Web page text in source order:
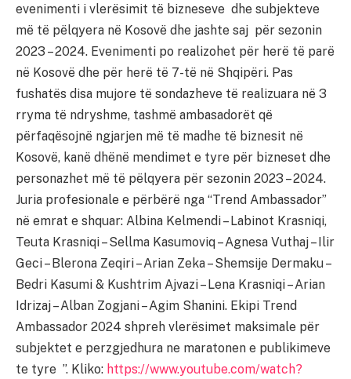
evenimenti i vlerësimit të bizneseve dhe subjekteve
më të pëlqyera në Kosovë dhe jashte saj për sezonin
2023 – 2024. Evenimenti po realizohet për herë të parë
në Kosovë dhe për herë të 7-të në Shqipëri. Pas
fushatës disa mujore të sondazheve të realizuara në 3
rryma të ndryshme, tashmë ambasadorët që
përfaqësojnë ngjarjen më të madhe të biznesit në
Kosovë, kanë dhënë mendimet e tyre për bizneset dhe
personazhet më të pëlqyera për sezonin 2023 – 2024.
Juria profesionale e përbërë nga “Trend Ambassador”
në emrat e shquar: Albina Kelmendi – Labinot Krasniqi,
Teuta Krasniqi – Sellma Kasumoviq – Agnesa Vuthaj – Ilir
Geci – Blerona Zeqiri – Arian Zeka – Shemsije Dermaku –
Bedri Kasumi & Kushtrim Ajvazi – Lena Krasniqi – Arian
Idrizaj – Alban Zogjani – Agim Shanini. Ekipi Trend
Ambassador 2024 shpreh vlerësimet maksimale për
subjektet e perzgjedhura ne maratonen e publikimeve
te tyre ”. Kliko: https://www.youtube.com/watch?